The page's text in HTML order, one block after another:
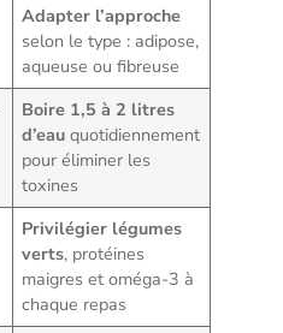
Adapter l’approche
selon le type : adipose,
aqueuse ou fibreuse
Boire 1,5 à 2 litres
d’eau quotidiennement
pour éliminer les
toxines
Privilégier légumes
verts, protéines
maigres et oméga-3 à
chaque repas